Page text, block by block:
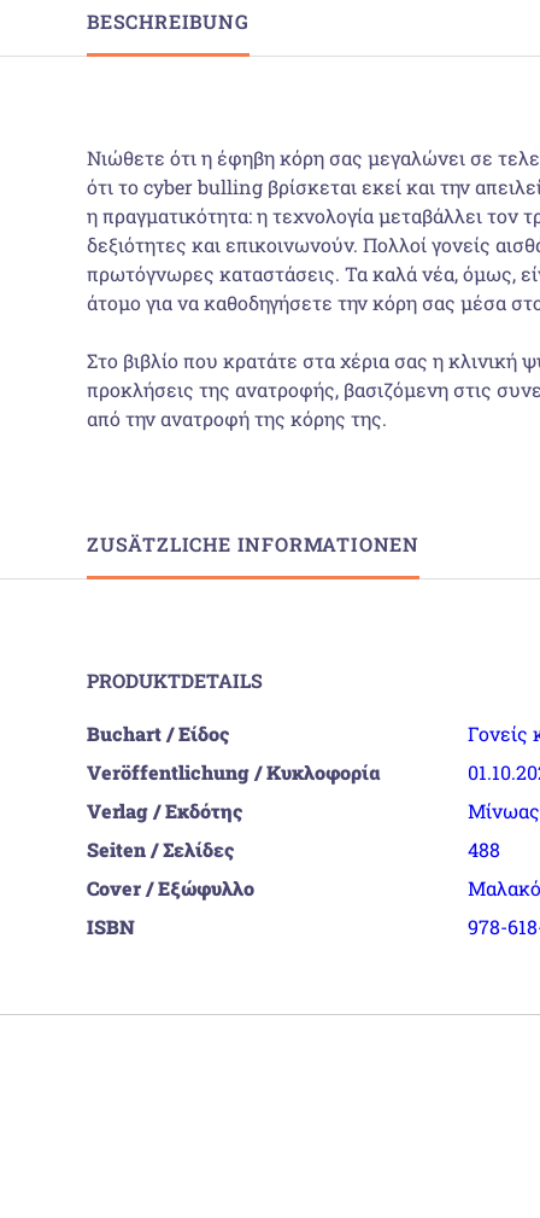
BESCHREIBUNG
Νιώθετε ότι η έφηβη κόρη σας μεγαλώνει σε
ότι το cyber bulling βρίσκεται εκεί και την
η πραγματικότητα: η τεχνολογία μεταβάλλει
δεξιότητες και επικοινωνούν. Πολλοί γονείς
πρωτόγνωρες καταστάσεις. Τα καλά νέα, όμως,
άτομο για να καθοδηγήσετε την κόρη σας μέσα
Στο βιβλίο που κρατάτε στα χέρια σας η
προκλήσεις της ανατροφής, βασιζόμενη στις
από την ανατροφή της κόρης της.
ZUSÄTZLICHE INFORMATIONEN
PRODUKTDETAILS
Buchart / Είδος
Γονείς
Veröffentlichung / Κυκλοφορία
Verlag / Εκδότης
Μίνωας
Seiten / Σελίδες
488
Cover / Εξώφυλλο
ISBN
978-